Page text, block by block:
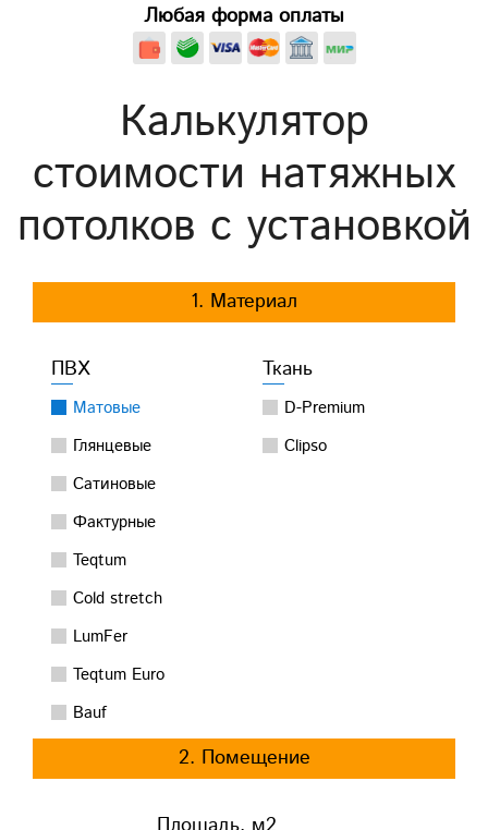
Любая форма оплаты
Калькулятор
стоимости натяжных
потолков с установкой
1. Материал
ПВХ
Матовые
Глянцевые
Сатиновые
Фактурные
Teqtum
Cold stretch
LumFer
Teqtum Euro
Bauf
Ткань
D-Premium
Clipso
2. Помещение